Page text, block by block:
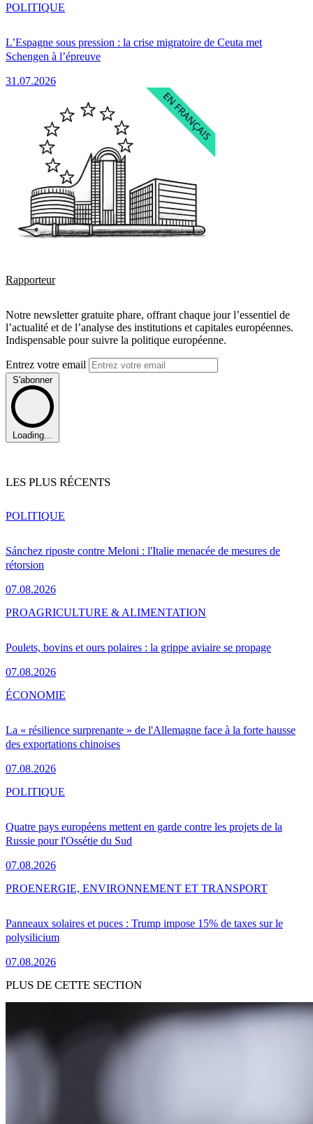
L’Espagne sous pression : la crise migratoire de Ceuta met
Schengen à l’épreuve
31.07.2026
POLITIQUE
Rapporteur
Notre newsletter gratuite phare, offrant chaque jour l’essentiel de
l’actualité et de l’analyse des institutions et capitales européennes.
Indispensable pour suivre la politique européenne.
Entrez votre email
S'abonner
Loading...
LES PLUS RÉCENTS
Sánchez riposte contre Meloni : l'Italie menacée de mesures de
rétorsion
07.08.2026
POLITIQUE
Poulets, bovins et ours polaires : la grippe aviaire se propage
07.08.2026
PROAGRICULTURE & ALIMENTATION
La « résilience surprenante » de l'Allemagne face à la forte hausse
des exportations chinoises
07.08.2026
ÉCONOMIE
Quatre pays européens mettent en garde contre les projets de la
Russie pour l'Ossétie du Sud
07.08.2026
POLITIQUE
Panneaux solaires et puces : Trump impose 15% de taxes sur le
polysilicium
07.08.2026
PROENERGIE, ENVIRONNEMENT ET TRANSPORT
PLUS DE CETTE SECTION